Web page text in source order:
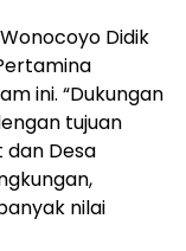
Didik
ini. “Dukungan
tujuan
Desa
nilai